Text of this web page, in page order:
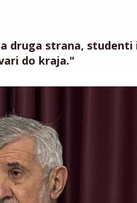
druga strana, studenti
do kraja."